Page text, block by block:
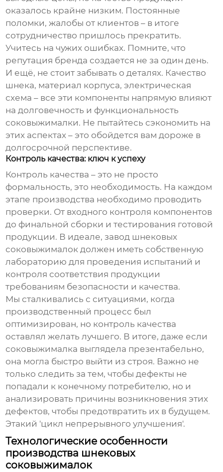
оказалось крайне низким. Постоянные
поломки, жалобы от клиентов – в итоге
сотрудничество пришлось прекратить.
Учитесь на чужих ошибках. Помните, что
репутация бренда создается не за один день.
И ещё, не стоит забывать о деталях. Качество
шнека, материал корпуса, электрическая
схема – все эти компоненты напрямую влияют
на долговечность и функциональность
соковыжималки. Не пытайтесь сэкономить на
этих аспектах – это обойдется вам дороже в
долгосрочной перспективе.
Контроль качества: ключ к успеху
Контроль качества – это не просто
формальность, это необходимость. На каждом
этапе производства необходимо проводить
проверки. От входного контроля компонентов
до финальной сборки и тестирования готовой
продукции. В идеале,завод шнековых
соковыжималок должен иметь собственную
лабораторию для проведения испытаний и
контроля соответствия продукции
требованиям безопасности и качества.
Мы сталкивались с ситуациями, когда
производственный процесс был
оптимизирован, но контроль качества
оставлял желать лучшего. В итоге, даже если
соковыжималка выглядела презентабельно,
она могла быстро выйти из строя. Важно не
только следить за тем, чтобы дефекты не
попадали к конечному потребителю, но и
анализировать причины возникновения этих
дефектов, чтобы предотвратить их в будущем.
Этакий 'цикл непрерывного улучшения'.
Технологические особенности
производства шнековых
соковыжималок